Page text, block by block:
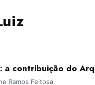
a contribuição do
Ramos Feitosa